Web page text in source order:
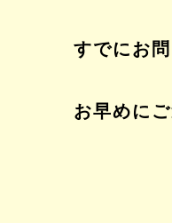
すでにお
お早めに